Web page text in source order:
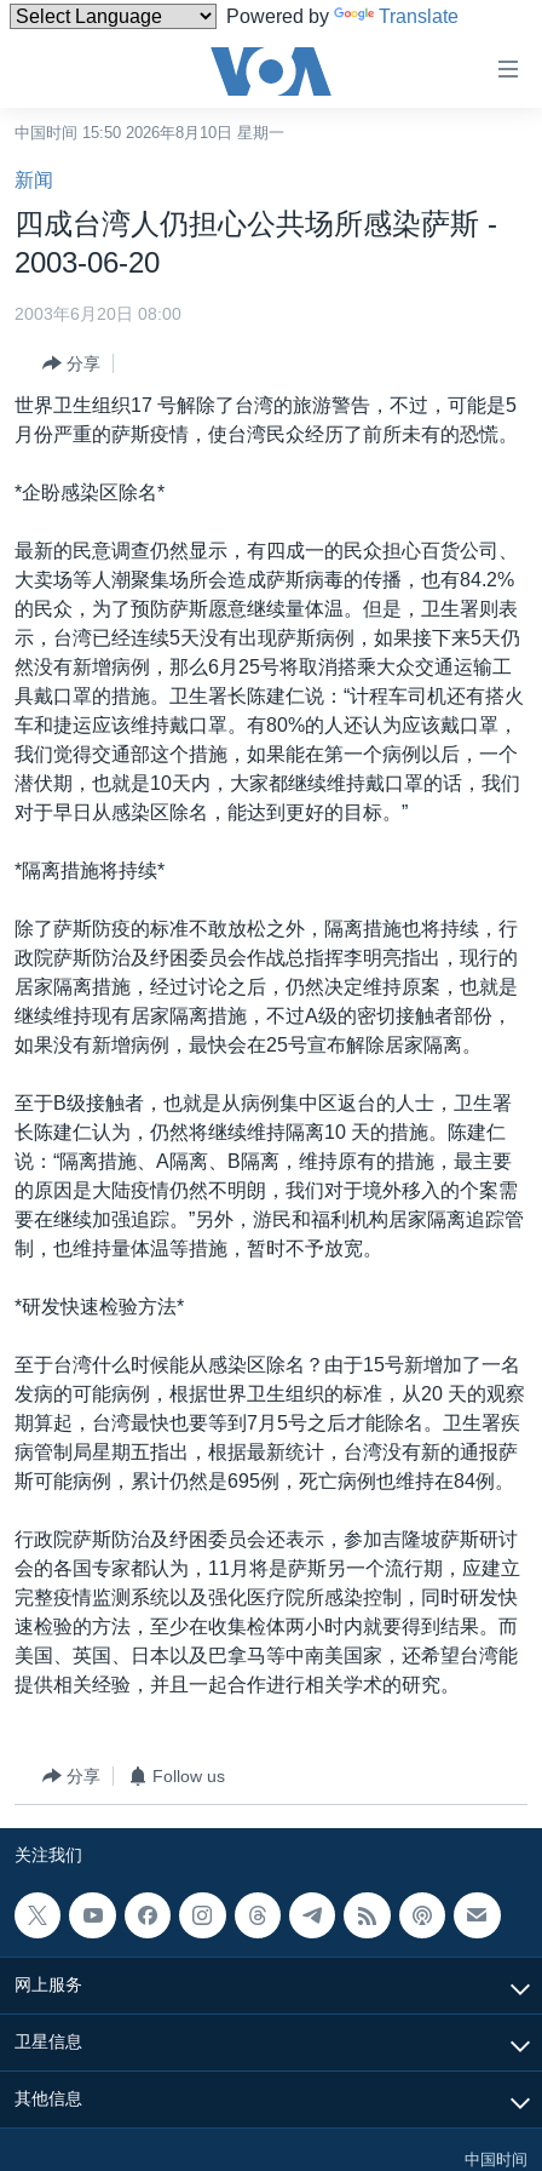
Powered by Translate
碍
链
接
转
内
转
到
转
到
检
索
国际
最新国际新闻
中东
欧洲
非洲
美洲
全球议题
分类新闻
人权·法律·宗教
科教·文娱·体健
军事
劳工
环境
热点专题
白宫要闻
国会报道
美中关系
美国建国250周年
埃博拉疫情
美国之音专访
重要讲话与声明
台海两岸关系
关注西藏
关注新疆
GEN Z 看美国
VOA视频
VOA今日焦点
中文广播
关注我们
其他语言网站
中国时间 15:50 2026年8月10日 星期一
新闻
四成台湾人仍担心公共场所感染萨斯 -
2003-06-20
2003年6月20日 08:00
分享
世界卫生组织17 号解除了台湾的旅游警告，不过，可能是5
月份严重的萨斯疫情，使台湾民众经历了前所未有的恐慌。
*企盼感染区除名*
最新的民意调查仍然显示，有四成一的民众担心百货公司、
大卖场等人潮聚集场所会造成萨斯病毒的传播，也有84.2%
的民众，为了预防萨斯愿意继续量体温。但是，卫生署则表
示，台湾已经连续5天没有出现萨斯病例，如果接下来5天仍
然没有新增病例，那么6月25号将取消搭乘大众交通运输工
具戴口罩的措施。卫生署长陈建仁说：“计程车司机还有搭火
车和捷运应该维持戴口罩。有80%的人还认为应该戴口罩，
我们觉得交通部这个措施，如果能在第一个病例以后，一个
潜伏期，也就是10天内，大家都继续维持戴口罩的话，我们
对于早日从感染区除名，能达到更好的目标。”
*隔离措施将持续*
除了萨斯防疫的标准不敢放松之外，隔离措施也将持续，行
政院萨斯防治及纾困委员会作战总指挥李明亮指出，现行的
居家隔离措施，经过讨论之后，仍然决定维持原案，也就是
继续维持现有居家隔离措施，不过A级的密切接触者部份，
如果没有新增病例，最快会在25号宣布解除居家隔离。
至于B级接触者，也就是从病例集中区返台的人士，卫生署
长陈建仁认为，仍然将继续维持隔离10 天的措施。陈建仁
说：“隔离措施、A隔离、B隔离，维持原有的措施，最主要
的原因是大陆疫情仍然不明朗，我们对于境外移入的个案需
要在继续加强追踪。”另外，游民和福利机构居家隔离追踪管
制，也维持量体温等措施，暂时不予放宽。
*研发快速检验方法*
至于台湾什么时候能从感染区除名？由于15号新增加了一名
发病的可能病例，根据世界卫生组织的标准，从20 天的观察
期算起，台湾最快也要等到7月5号之后才能除名。卫生署疾
病管制局星期五指出，根据最新统计，台湾没有新的通报萨
斯可能病例，累计仍然是695例，死亡病例也维持在84例。
行政院萨斯防治及纾困委员会还表示，参加吉隆坡萨斯研讨
会的各国专家都认为，11月将是萨斯另一个流行期，应建立
完整疫情监测系统以及强化医疗院所感染控制，同时研发快
速检验的方法，至少在收集检体两小时内就要得到结果。而
美国、英国、日本以及巴拿马等中南美国家，还希望台湾能
提供相关经验，并且一起合作进行相关学术的研究。
分享 Follow us
关注我们
网上服务
卫星信息
其他信息
中国时间